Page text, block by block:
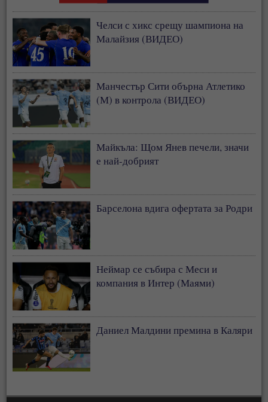
Челси с хикс срещу шампиона на
Малайзия (ВИДЕО)
Манчестър Сити обърна Атлетико
(М) в контрола (ВИДЕО)
Майкъла: Щом Янев печели, значи
е най-добрият
Барселона вдига офертата за Родри
Неймар се събира с Меси и
компания в Интер (Маями)
Даниел Малдини премина в Каляри